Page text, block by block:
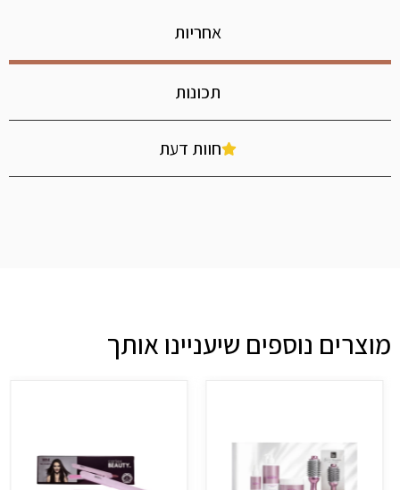
אחריות
תכונות
חוות דעת
מוצרים נוספים שיעניינו אותך